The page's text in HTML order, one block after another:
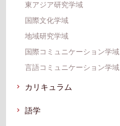
東アジア研究学域
国際文化学域
地域研究学域
国際コミュニケーション学域
言語コミュニケーション学域
カリキュラム
語学